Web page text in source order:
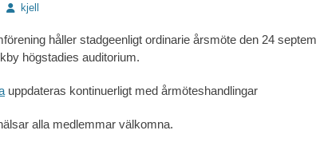
Författare
kjell
håller stadgeenligt ordinarie årsmöte den 24
högstadies auditorium.
uppdateras kontinuerligt med årmöteshandlingar
alla medlemmar välkomna.